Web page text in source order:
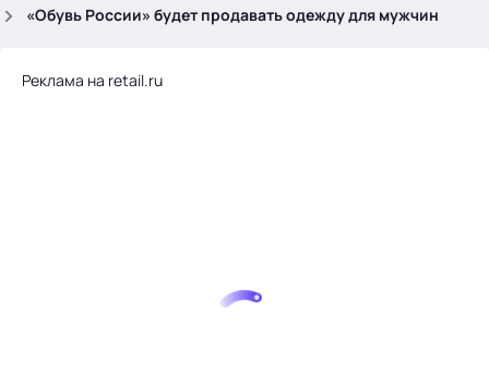
«Обувь России» будет продавать одежду для мужчин
Реклама на retail.ru